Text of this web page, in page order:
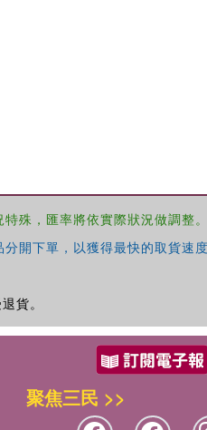
殊，匯率將依實際狀況做調整。
開下單，以獲得最快的取貨速
貨。
聚焦三民 >>